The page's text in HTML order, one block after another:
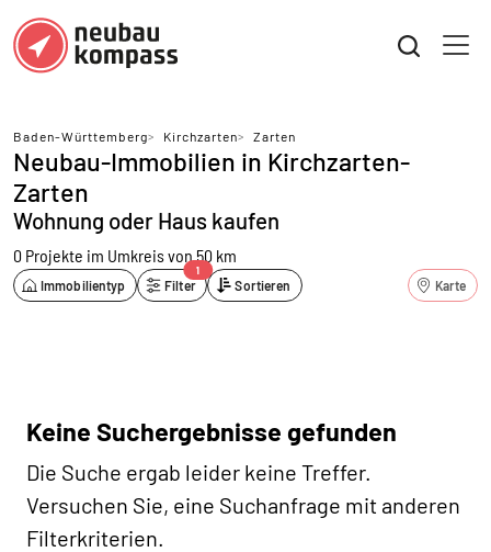
Baden-Württemberg> Kirchzarten> Zarten
Neubau-Immobilien in Kirchzarten-
Zarten
Wohnung oder Haus kaufen
0 Projekte im Umkreis von 50 km
Immobilientyp Filter
1
Sortieren Karte
Keine Suchergebnisse gefunden
Die Suche ergab leider keine Treffer.
Versuchen Sie, eine Suchanfrage mit anderen
Filterkriterien.